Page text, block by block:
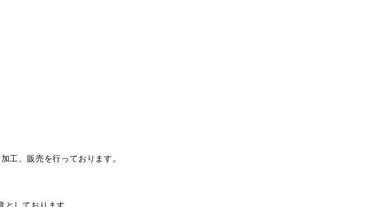
工、販売を行っております。
しております。